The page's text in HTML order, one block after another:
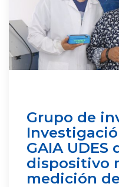
Grupo de
GAIA UDES
dispositivo
medición